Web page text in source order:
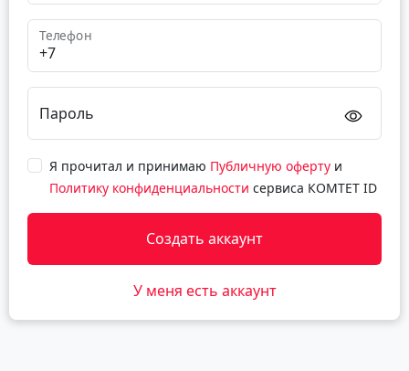
Телефон
Пароль
Я прочитал и принимаю Публичную оферту и
Политику конфиденциальности сервиса КОМТЕТ ID
Создать аккаунт
У меня есть аккаунт